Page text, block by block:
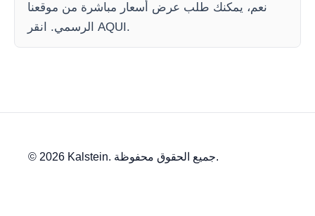
نعم، يمكنك طلب عرض أسعار مباشرة من موقعنا
الرسمي. انقر AQUI.
© 2026 Kalstein. جميع الحقوق محفوظة.